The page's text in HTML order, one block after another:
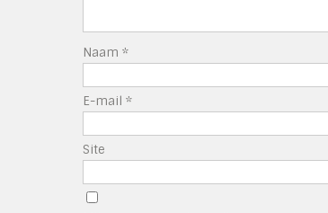
Naam *
E-mail *
Site